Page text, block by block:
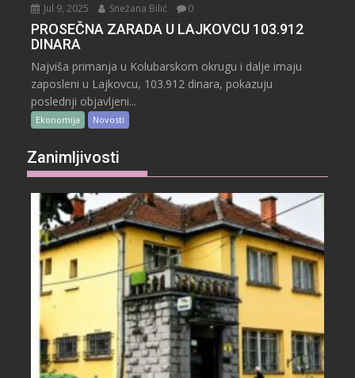
Jul 9, 2025 Snežana Bilić 0
PROSEČNA ZARADA U LAJKOVCU 103.912
DINARA
Najviša primanja u Kolubarskom okrugu i dalje imaju
zaposleni u Lajkovcu, 103.912 dinara, pokazuju
poslednji objavljeni...
Ekonomija Novosti
Zanimljivosti